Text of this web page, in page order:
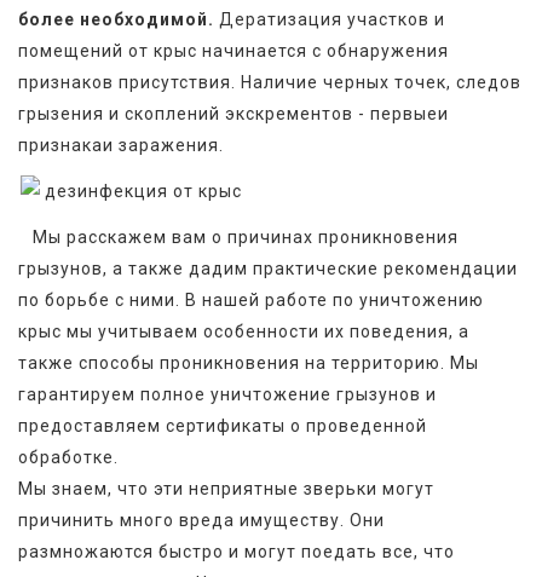
более необходимой. Дератизация участков и
помещений от крыс начинается с обнаружения
признаков присутствия. Наличие черных точек, следов
грызения и скоплений экскрементов - первыеи
признакаи заражения.
Мы расскажем вам о причинах проникновения
грызунов, а также дадим практические рекомендации
по борьбе с ними. В нашей работе по уничтожению
крыс мы учитываем особенности их поведения, а
также способы проникновения на территорию. Мы
гарантируем полное уничтожение грызунов и
предоставляем сертификаты о проведенной
обработке.
Мы знаем, что эти неприятные зверьки могут
причинить много вреда имуществу. Они
размножаются быстро и могут поедать все, что